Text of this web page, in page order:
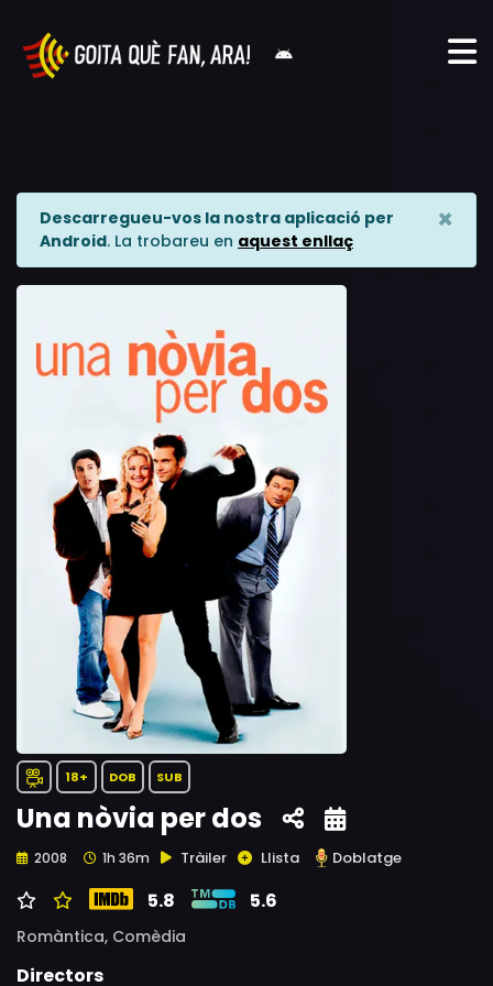
Descarregueu-vos la nostra aplicació per
Android. La trobareu en aquest enllaç
×
18+ DOB SUB
Una nòvia per dos
2008 1h 36m Tràiler Llista Doblatge
5.8 5.6
Romàntica, Comèdia
Directors